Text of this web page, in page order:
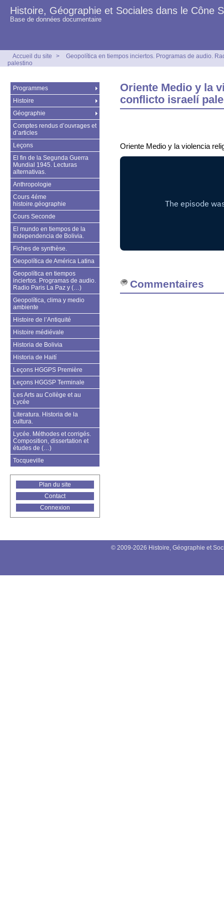
Histoire, Géographie et Sociales dans le Cône
Base de données documentaire
Accueil du site >
Geopolítica en tiempos inciertos. Programas de audio.
palestino
Oriente Medio y la
conflicto israelí
Oriente Medio y la violencia
Commentaires
Programmes
Histoire
Géographie
Comptes rendus d’ouvrages et
d’articles
Leçons
El fin de la Segunda Guerra
Mundial 1945. Lecturas
alternativas.
Anthropologie
Cours 4éme
histoire.géographie
Cours Seconde
El mundo en tiempos de la
Independencia de Bolivia.
Fiches de synthèse.
Geopolítica de América Latina
Geopolítica en tiempos
inciertos. Programas de audio.
Radio Paris La Paz y (…)
Geopolítica, clima y medio
ambiente
Histoire de l’Antiquité
Histoire médiévale
Historia de Bolivia
Historia de Haití
Leçons HGGPS Première
Leçons HGGSP Terminale
Les Arts au Collège et au
Lycée
Literatura. Historia de la
cultura.
Lycée. Méthodes et corrigés.
Composition, dissertation et
études de (…)
Tocqueville
Plan du site
Contact
Connexion
© 2009-2026 Histoire, Géographie et